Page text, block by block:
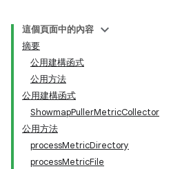
這個頁面中的內容
摘要
公用建構函式
公用方法
公用建構函式
ShowmapPullerMetricCollector
公用方法
processMetricDirectory
processMetricFile